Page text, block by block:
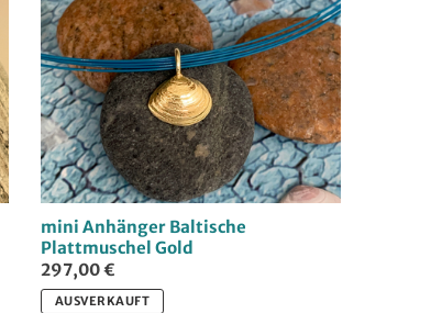
mini Anhänger Baltische
Plattmuschel Gold
297,00 €
AUSVERKAUFT